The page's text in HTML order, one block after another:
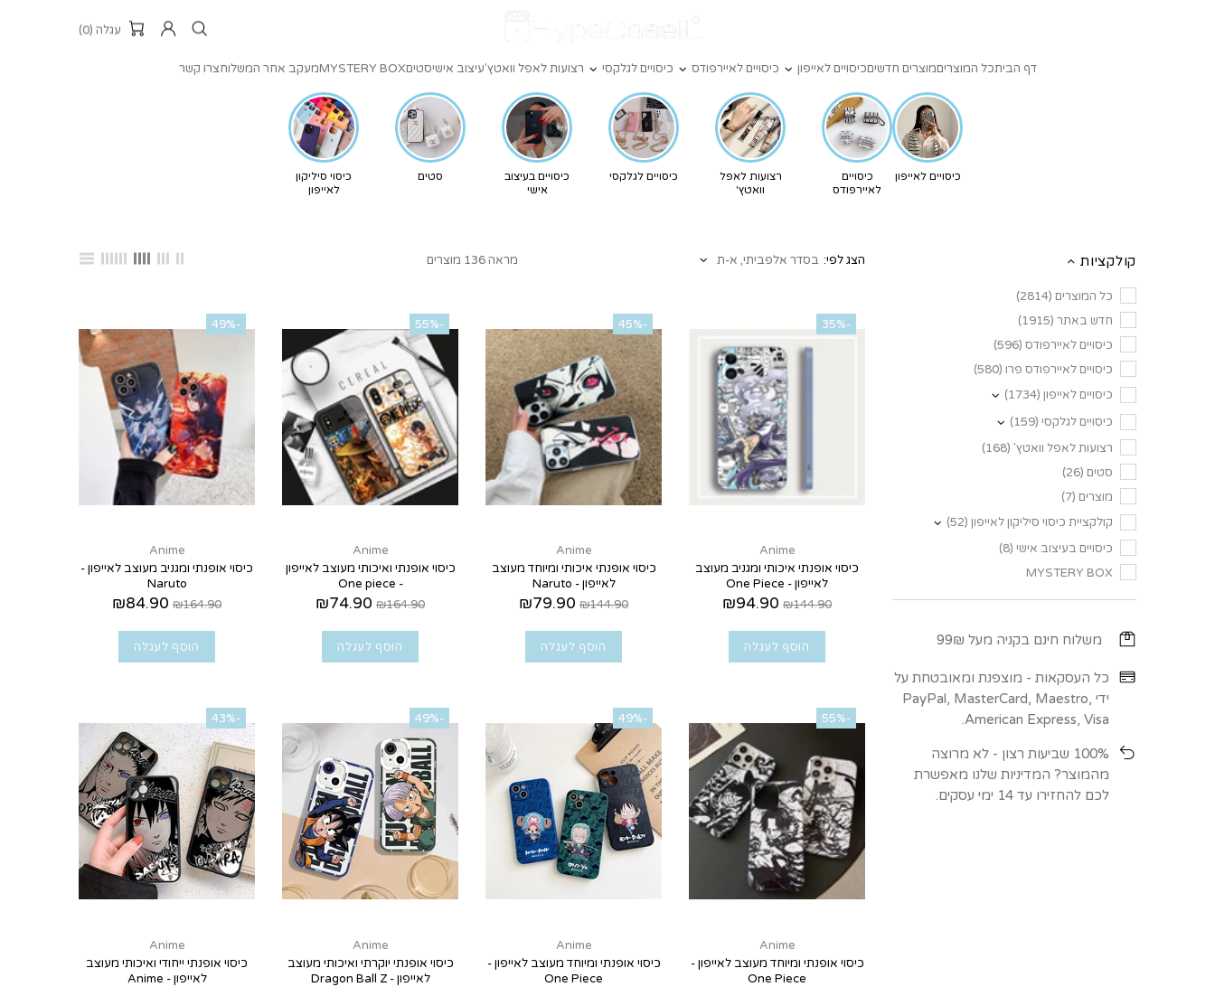
עגלה (0)
דף הביתכל המוצריםמוצרים חדשיםכיסויים לאייפון כיסויים לאיירפודס כיסויים לגלקסי רצועות לאפל וואטץ'עיצוב אישיסטיםMYSTERY BOXמעקב אחר המשלוחצרו קשר
כיסויים לאייפון
כיסויים
לאיירפודס
רצועות לאפל
וואטץ'
כיסויים לגלקסי
כיסויים בעיצוב
אישי
סטים
כיסוי סיליקון
לאייפון
קולקציות
כל המוצרים (2814)
חדש באתר (1915)
כיסויים לאיירפודס (596)
כיסויים לאיירפודס פרו (580)
כיסויים לאייפון (1734)
כיסויים לגלקסי (159)
רצועות לאפל וואטץ' (168)
סטים (26)
מוצרים (7)
קולקציית כיסוי סיליקון לאייפון (52)
כיסויים בעיצוב אישי (8)
MYSTERY BOX
משלוח חינם בקניה מעל 99₪
כל העסקאות - מוצפנת ומאובטחת על
ידי PayPal, MasterCard, Maestro,
American Express, Visa.
100% שביעות רצון - לא מרוצה
מהמוצר? המדיניות שלנו מאפשרת
לכם להחזירו עד 14 ימי עסקים.
הצג לפי: מראה 136 מוצרים
-35%
Anime
כיסוי אופנתי איכותי ומגניב מעוצב
לאייפון - One Piece
₪144.90
₪94.90
הוסף לעגלה
-45%
Anime
כיסוי אופנתי איכותי ומיוחד מעוצב
לאייפון - Naruto
₪144.90
₪79.90
הוסף לעגלה
-55%
Anime
כיסוי אופנתי ואיכותי מעוצב לאייפון
- One piece
₪164.90
₪74.90
הוסף לעגלה
-49%
Anime
כיסוי אופנתי ומגניב מעוצב לאייפון -
Naruto
₪164.90
₪84.90
הוסף לעגלה
-55%
Anime
כיסוי אופנתי ומיוחד מעוצב לאייפון -
One Piece
-49%
Anime
כיסוי אופנתי ומיוחד מעוצב לאייפון -
One Piece
-49%
Anime
כיסוי אופנתי יוקרתי ואיכותי מעוצב
לאייפון - Dragon Ball Z
-43%
Anime
כיסוי אופנתי ייחודי ואיכותי מעוצב
לאייפון - Anime